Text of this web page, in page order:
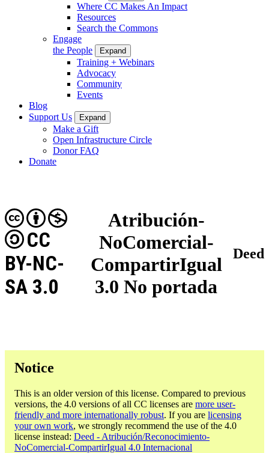
Where CC Makes An Impact
Resources
Search the Commons
Engage
the People
Expand
Training + Webinars
Advocacy
Community
Events
Blog
Support Us
Expand
Make a Gift
Open Infrastructure Circle
Donor FAQ
Donate
Atribución-
NoComercial-
CompartirIgual
3.0 No portada
CC
BY-NC-
SA 3.0
Deed
Notice
This is an older version of this license. Compared to previous
versions, the 4.0 versions of all CC licenses are more user-
friendly and more internationally robust. If you are licensing
your own work, we strongly recommend the use of the 4.0
license instead: Deed - Atribución/Reconocimiento-
NoComercial-CompartirIgual 4.0 Internacional